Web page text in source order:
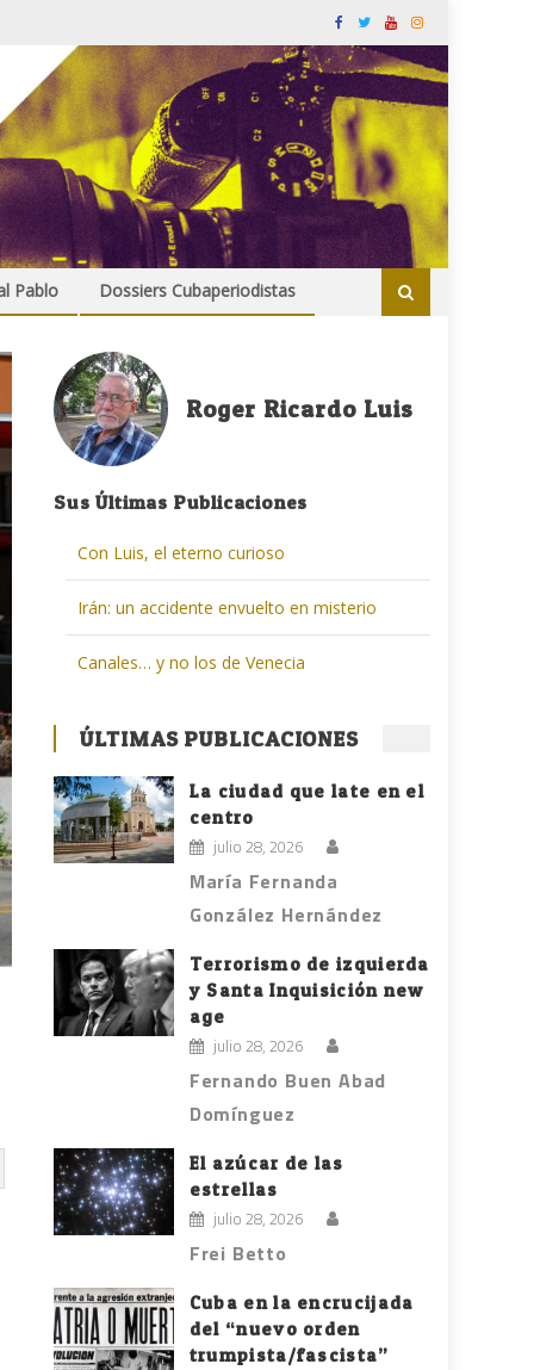
Pablo Dossiers Cubaperiodistas
Roger Ricardo Luis
Sus Últimas Publicaciones
Con Luis, el eterno curioso
Irán: un accidente envuelto en misterio
Canales… y no los de Venecia
ÚLTIMAS PUBLICACIONES
La ciudad que late en el
centro
julio 28, 2026
María Fernanda
González Hernández
Terrorismo de izquierda
y Santa Inquisición new
age
julio 28, 2026
Fernando Buen Abad
Domínguez
El azúcar de las
estrellas
julio 28, 2026
Frei Betto
Cuba en la encrucijada
del “nuevo orden
trumpista/fascista”